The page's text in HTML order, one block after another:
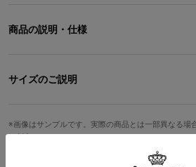
商品の説明・仕様
を連想させるモチーフを組み合わせたエ
作品の背景色として多く使われるアッシ
ットをあしらいました。ロイドのブロン
サイズのご説明
高さ 幅 奥行
立ち上が
画像はサンプルです。実際の商品とは一部異なる場
ださい。
©遠藤達哉／集英社・SPY×FAMILY製作委員会